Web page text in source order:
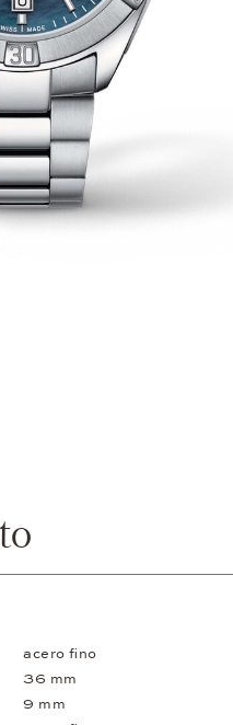
acero fino
36 mm
9 mm